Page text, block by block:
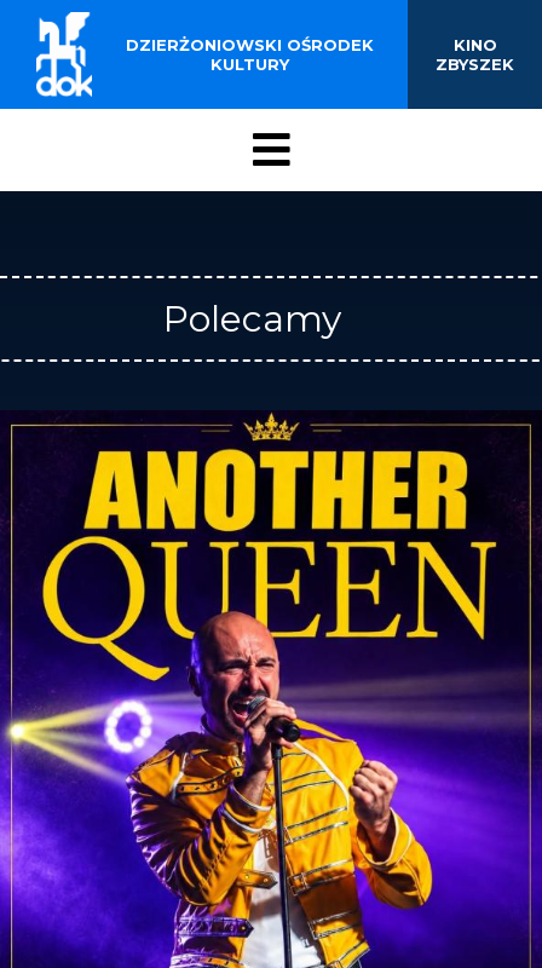
Przejdź
treści
Menu
BUDYNKU KINOTEATRU
„ZBYSZEK” W
DZIERŻONIOWIE
DZIERŻONIOWSKI OŚRODEK
KULTURY
KINO
ZBYSZEK
Polecamy